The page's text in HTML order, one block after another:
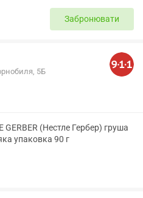
Забронювати
5Б
(Нестле Гербер) груша
упаковка 90 г